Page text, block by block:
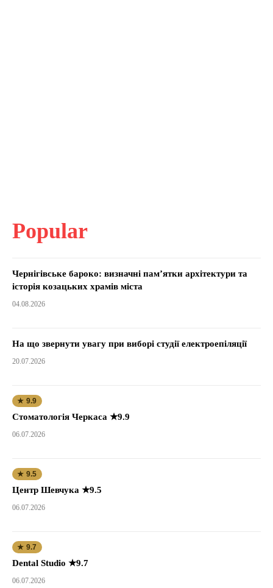
Popular
Чернігівське бароко: визначні пам’ятки архітектури та
історія козацьких храмів міста
04.08.2026
На що звернути увагу при виборі студії електроепіляції
20.07.2026
★ 9.9
Стоматологія Черкаса ★9.9
06.07.2026
★ 9.5
Центр Шевчука ★9.5
06.07.2026
★ 9.7
Dental Studio ★9.7
06.07.2026